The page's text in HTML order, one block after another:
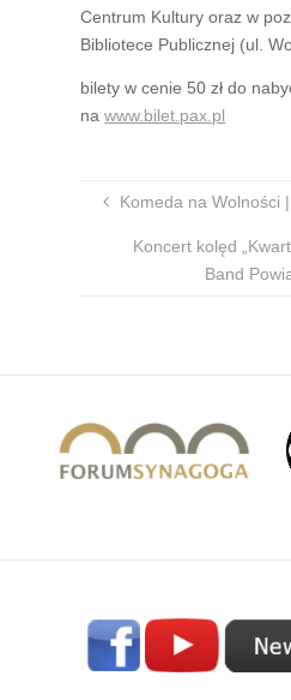
Centrum Kultury oraz w
Bibliotece Publicznej (ul.
bilety w cenie 50 zł do
nawww.bilet.pax.pl
Komeda na Wolności
Koncert kolęd
Band